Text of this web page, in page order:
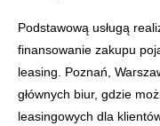
Podstawową usługą
finansowanie zakupu
leasing. Poznań,
głównych biur, gdzie
leasingowych dla